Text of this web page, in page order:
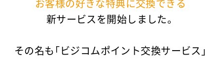
お客様の好きな特典に交換できる
新サービスを開始しました。
その名も「ビジコムポイント交換サービス」